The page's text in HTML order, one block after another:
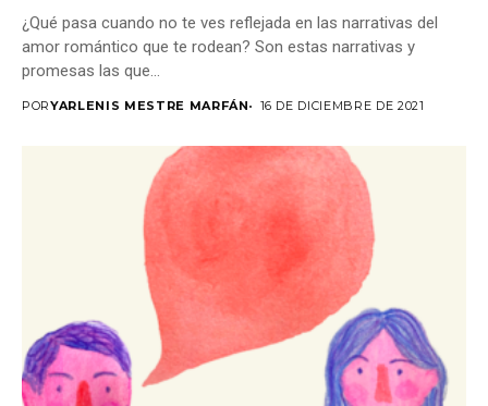
¿Qué pasa cuando no te ves reflejada en las narrativas del
amor romántico que te rodean? Son estas narrativas y
promesas las que...
PORYARLENIS MESTRE MARFÁN 16 DE DICIEMBRE DE 2021